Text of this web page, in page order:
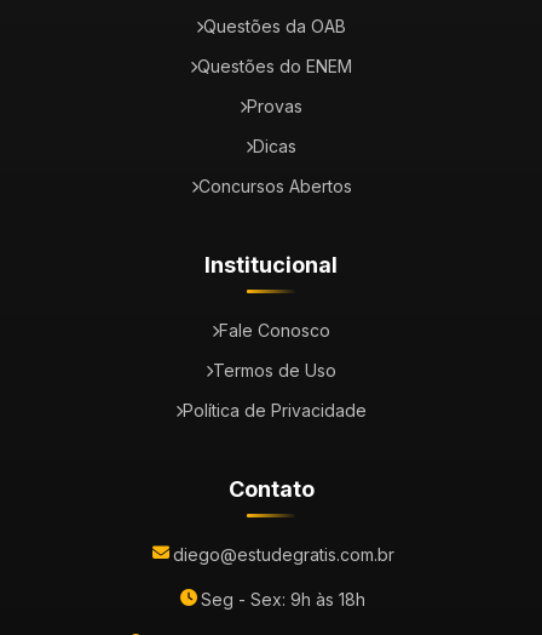
Questões da OAB
Questões do ENEM
Provas
Dicas
Concursos Abertos
Institucional
Fale Conosco
Termos de Uso
Política de Privacidade
Contato
diego@estudegratis.com.br
Seg - Sex: 9h às 18h